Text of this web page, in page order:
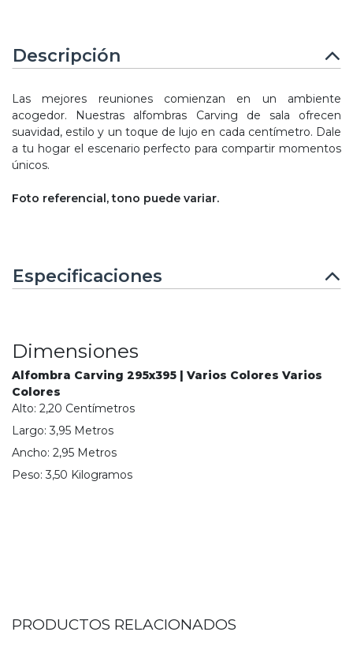
Descripción
Las mejores reuniones comienzan en un ambiente
acogedor. Nuestras alfombras Carving de sala ofrecen
suavidad, estilo y un toque de lujo en cada centímetro. Dale
a tu hogar el escenario perfecto para compartir momentos
únicos.
Foto referencial, tono puede variar.
Especificaciones
Dimensiones
Alfombra Carving 295x395 | Varios Colores Varios
Colores
Alto: 2,20 Centímetros
Largo:3,95 Metros
Ancho: 2,95 Metros
Peso:3,50 Kilogramos
PRODUCTOS RELACIONADOS